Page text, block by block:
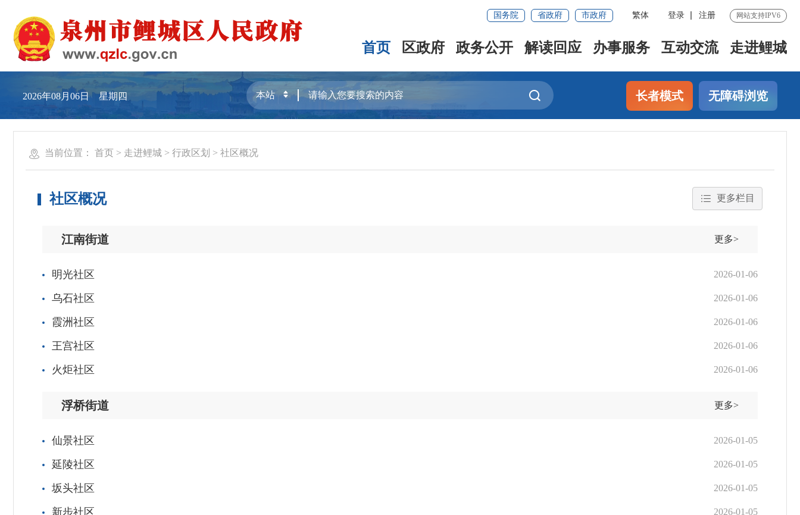
国务院 省政府 市政府 繁体 登录 注册 网站支持IPV6
首页 区政府 政务公开 解读回应 办事服务 互动交流 走进鲤城
2026年08月06日 星期四 长者模式 无障碍浏览
当前位置： 首页 > 走进鲤城 > 行政区划 > 社区概况
社区概况 更多栏目
江南街道 更多>
2026-01-06
明光社区
2026-01-06
乌石社区
2026-01-06
霞洲社区
2026-01-06
王宫社区
2026-01-06
火炬社区
浮桥街道 更多>
2026-01-05
仙景社区
2026-01-05
延陵社区
2026-01-05
坂头社区
2026-01-05
新步社区